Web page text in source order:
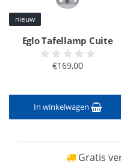
nieuw
Eglo Tafellamp Cuite
€169,00
In winkelwagen
Gratis